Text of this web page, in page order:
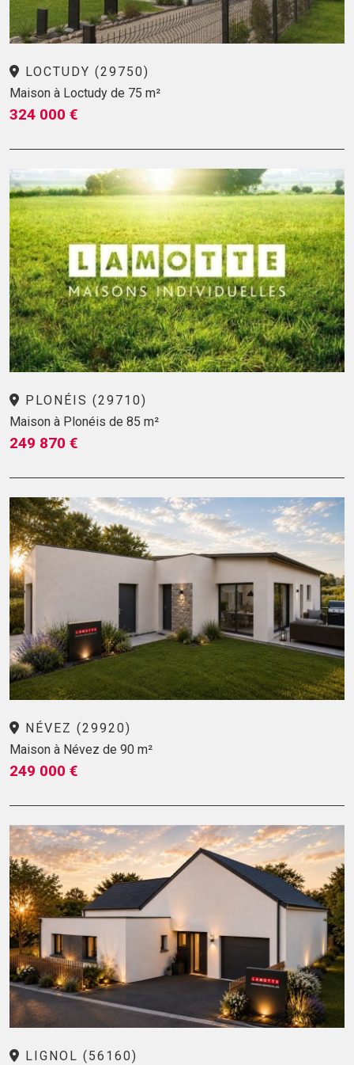
LOCTUDY (29750)
Maison à Loctudy de 75 m²
324 000 €
PLONÉIS (29710)
Maison à Plonéis de 85 m²
249 870 €
NÉVEZ (29920)
Maison à Névez de 90 m²
249 000 €
LIGNOL (56160)